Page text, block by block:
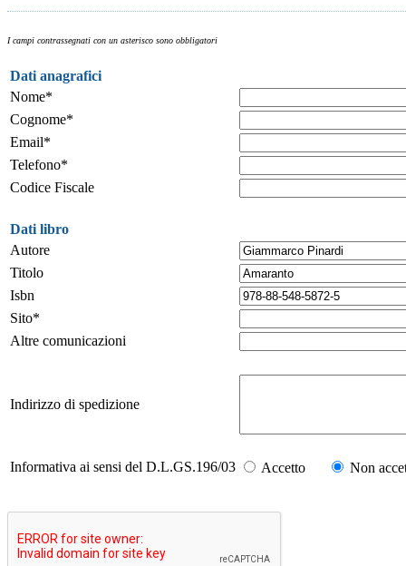
I campi contrassegnati con un asterisco sono obbligatori
Dati anagrafici
Nome*
Cognome*
Email*
Telefono*
Codice Fiscale
Dati libro
Autore
Titolo
Isbn
Sito*
Altre comunicazioni
Indirizzo di spedizione
Informativa ai sensi del D.L.GS.196/03 Accetto Non